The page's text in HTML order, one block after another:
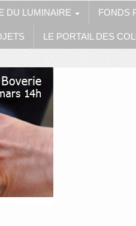
DU LUMINAIRE FONDS
LE PORTAIL DES